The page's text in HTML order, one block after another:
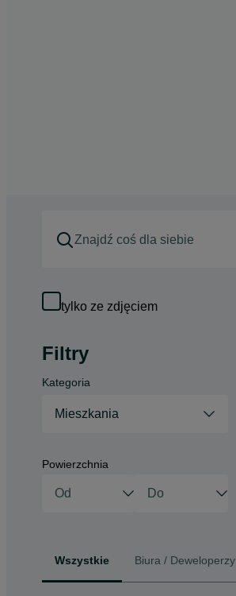
tylko ze zdjęciem
Filtry
Kategoria
Mieszkania
Powierzchnia
Wszystkie Biura / Deweloperzy